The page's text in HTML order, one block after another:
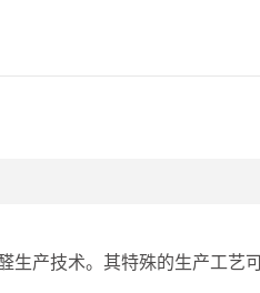
生产技术。其特殊的生产工艺